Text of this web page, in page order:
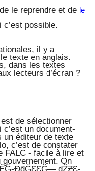
le reprendre et de le
c’est possible.
il y a
texte en anglais.
dans les textes
lecteurs d’écran ?
de sélectionner
un document-
un éditeur de texte
c’est de constater
FALC - facile à lire et
gouvernement. On
ƉƌĞƐƐĞ— dŽƵƐ-